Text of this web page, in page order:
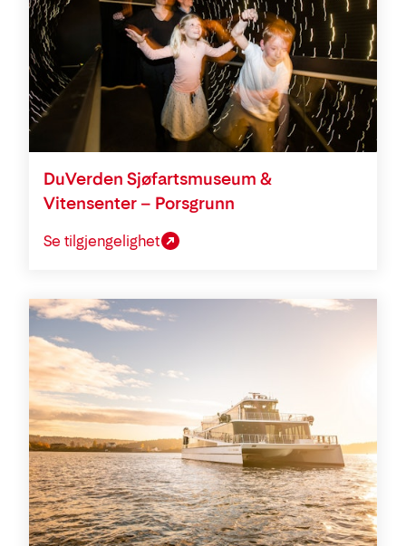
DuVerden Sjøfartsmuseum &
Vitensenter – Porsgrunn
Se tilgjengelighet